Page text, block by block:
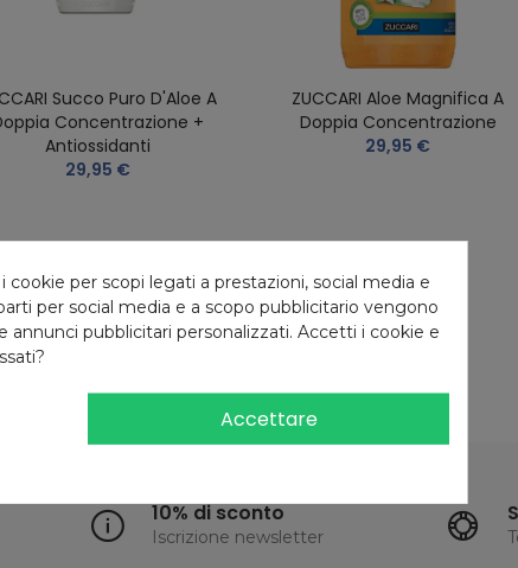
Succo Puro D'Aloe A
Concentrazione +
Antiossidanti
29,95 €
ZUCCARI Aloe Magnifica A
Doppia Concentrazione
29,95 €
Mostrando 1 - 4 di 4 elementi
10% di sconto
Iscrizione newsletter
per scopi legati a prestazioni, social media e
per social media e a scopo pubblicitario vengono
annunci pubblicitari personalizzati. Accetti i cookie e
Accettare